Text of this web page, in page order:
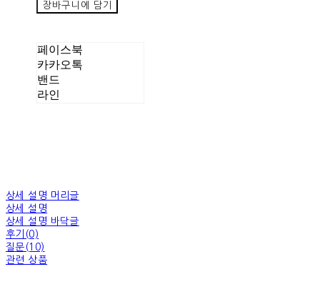
장바구니에 담기
페이스북
카카오톡
밴드
라인
상세 설명 머리글
상세 설명
상세 설명 바닥글
후기(0)
질문(10)
관련 상품